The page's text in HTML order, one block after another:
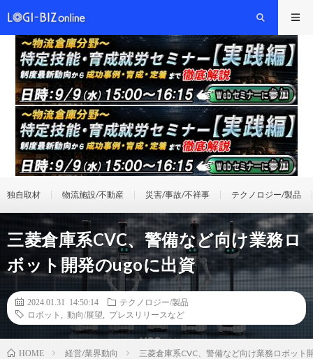
独自取材 物流施設/不動産 災害/事故/不祥事 テクノロジー/製品
三菱倉庫系CVC、警備など向け業務ロ
ボット開発のugoに出資
2024.01.31 14:50:14
テクノロジー/製品
ロボット
動向/展望 プレスリリースなど
HOME 経営/業界動向 三菱倉庫系CVC、警備など向け業務ロボット